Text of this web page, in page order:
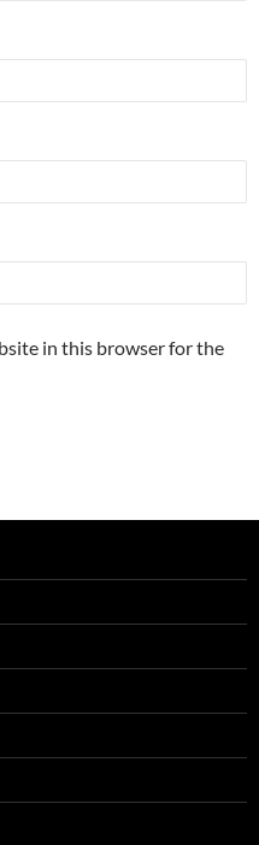
in this browser for the